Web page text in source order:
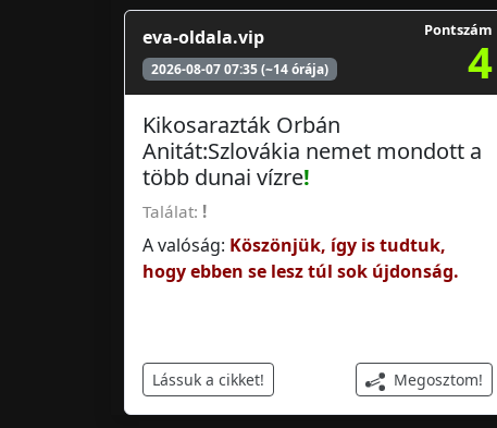
eva-oldala.vip
2026-08-07 07:35 (~14 órája)
Pontszám
4
Kikosarazták Orbán
Anitát:Szlovákia nemet mondott a
több dunai vízre!
Találat: !
A valóság: Köszönjük, így is tudtuk,
hogy ebben se lesz túl sok újdonság.
Lássuk a cikket! Megosztom!